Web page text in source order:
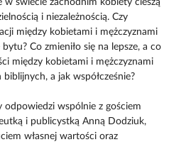
i niezależnością. Czy
między kobietami i mężczyznami
Co zmieniło się na lepsze, a co
między kobietami i mężczyznami
biblijnych, a jak współcześnie?
odpowiedzi wspólnie z gościem
i publicystką Anną Dodziuk,
własnej wartości oraz